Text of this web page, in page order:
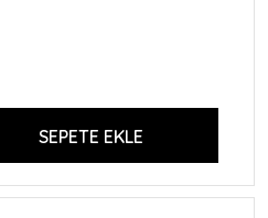
SEPETE EKLE